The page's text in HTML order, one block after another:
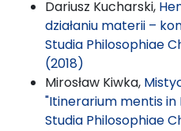
Dariusz Kucharski,
działaniu materii –
Studia Philosophiae
(2018)
Mirosław Kiwka,
"Itinerarium mentis in
Studia Philosophiae